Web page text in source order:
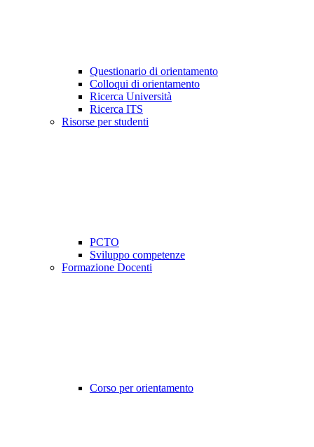
Questionario di orientamento
Colloqui di orientamento
Ricerca Università
Ricerca ITS
Risorse per studenti
PCTO
Sviluppo competenze
Formazione Docenti
Corso per orientamento